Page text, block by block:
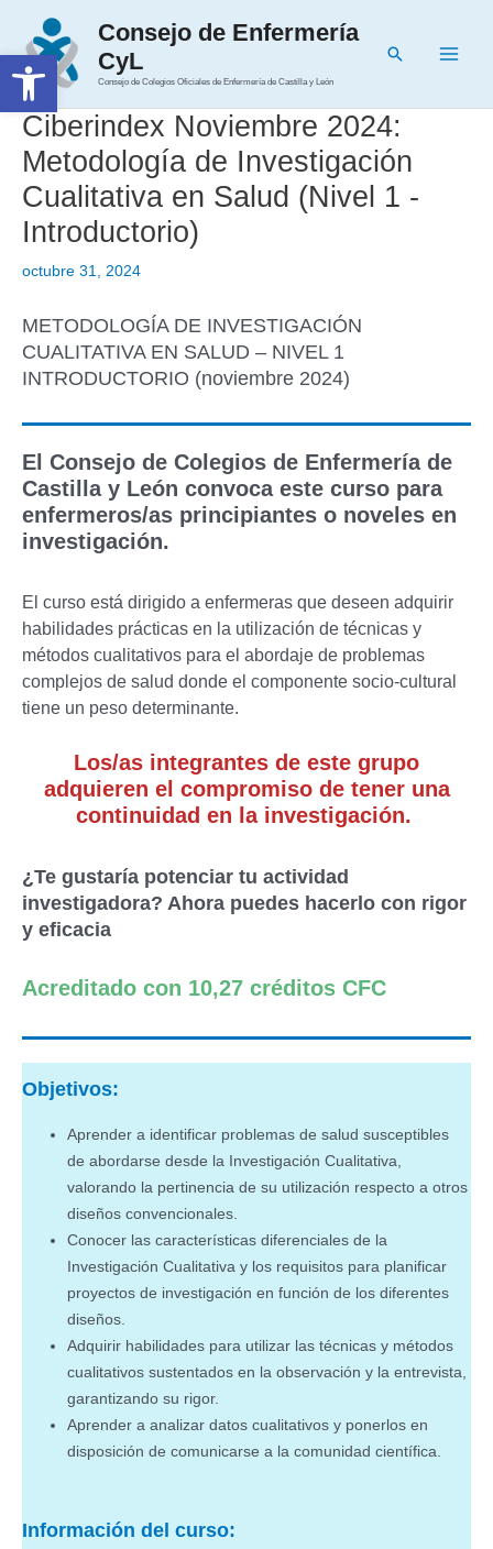
Abrir barra de herramientas
contenido
Consejo de Enfermería
CyL
Consejo de Colegios Oficiales de Enfermería de Castilla y León
Buscar
Ciberindex Noviembre 2024:
Metodología de Investigación
Cualitativa en Salud (Nivel 1 -
Introductorio)
octubre 31, 2024
METODOLOGÍA DE INVESTIGACIÓN
CUALITATIVA EN SALUD – NIVEL 1
INTRODUCTORIO (noviembre 2024)
El Consejo de Colegios de Enfermería de
Castilla y León convoca este curso para
enfermeros/as principiantes o noveles en
investigación.
El curso está dirigido a enfermeras que deseen adquirir
habilidades prácticas en la utilización de técnicas y
métodos cualitativos para el abordaje de problemas
complejos de salud donde el componente socio-cultural
tiene un peso determinante.
Los/as integrantes de este grupo
adquieren el compromiso de tener una
continuidad en la investigación.
¿Te gustaría potenciar tu actividad
investigadora? Ahora puedes hacerlo con rigor
y eficacia
Acreditado con 10,27 créditos CFC
Objetivos:
Aprender a identificar problemas de salud susceptibles
de abordarse desde la Investigación Cualitativa,
valorando la pertinencia de su utilización respecto a otros
diseños convencionales.
Conocer las características diferenciales de la
Investigación Cualitativa y los requisitos para planificar
proyectos de investigación en función de los diferentes
diseños.
Adquirir habilidades para utilizar las técnicas y métodos
cualitativos sustentados en la observación y la entrevista,
garantizando su rigor.
Aprender a analizar datos cualitativos y ponerlos en
disposición de comunicarse a la comunidad científica.
Información del curso: